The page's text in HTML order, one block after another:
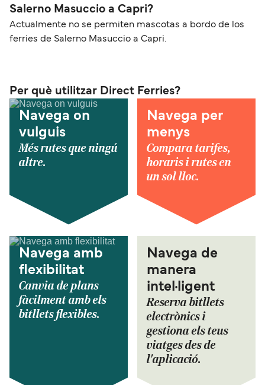
Salerno Masuccio a Capri?
Actualmente no se permiten mascotas a bordo de los
ferries de Salerno Masuccio a Capri.
Per què utilitzar Direct Ferries?
Navega on
vulguis
Més rutes que ningú
altre.
Navega per
menys
Compara tarifes,
horaris i rutes en
un sol lloc.
Navega amb
flexibilitat
Canvia de plans
fàcilment amb els
bitllets flexibles.
Navega de
manera
intel·ligent
Reserva bitllets
electrònics i
gestiona els teus
viatges des de
l'aplicació.